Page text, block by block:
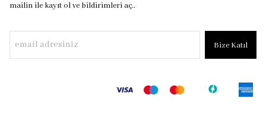
mailin ile kayıt ol ve bildirimleri aç..
Bize Katıl